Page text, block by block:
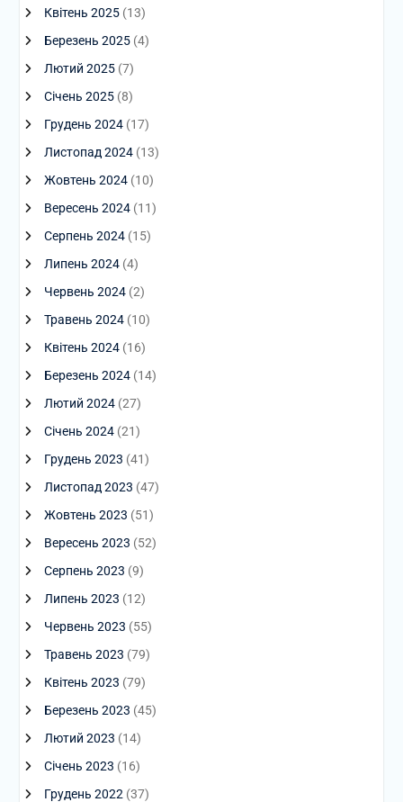
Квітень 2025(13)
Березень 2025(4)
Лютий 2025(7)
Січень 2025(8)
Грудень 2024(17)
Листопад 2024(13)
Жовтень 2024(10)
Вересень 2024(11)
Серпень 2024(15)
Липень 2024(4)
Червень 2024(2)
Травень 2024(10)
Квітень 2024(16)
Березень 2024(14)
Лютий 2024(27)
Січень 2024(21)
Грудень 2023 (41)
Листопад 2023 (47)
Жовтень 2023 (51)
Вересень 2023 (52)
Серпень 2023 (9)
Липень 2023 (12)
Червень 2023 (55)
Травень 2023 (79)
Квітень 2023 (79)
Березень 2023 (45)
Лютий 2023 (14)
Січень 2023 (16)
Грудень 2022 (37)